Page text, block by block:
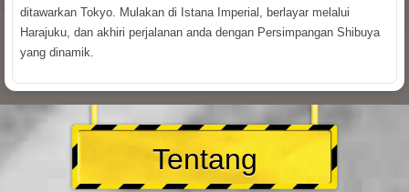
ditawarkan Tokyo. Mulakan di Istana Imperial, berlayar melalui
Harajuku, dan akhiri perjalanan anda dengan Persimpangan Shibuya
yang dinamik.
Tentang